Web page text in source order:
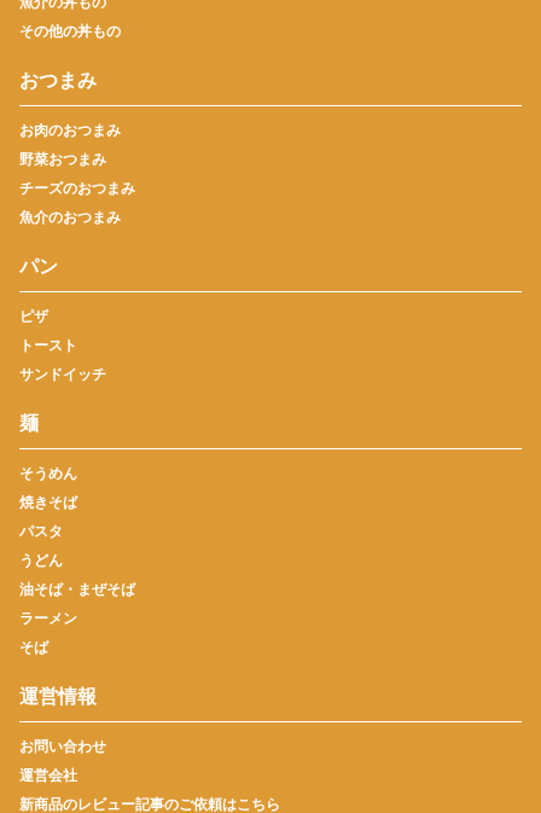
その他の丼もの
おつまみ
お肉のおつまみ
野菜おつまみ
チーズのおつまみ
魚介のおつまみ
パン
ピザ
トースト
サンドイッチ
麺
そうめん
焼きそば
パスタ
うどん
油そば・まぜそば
ラーメン
そば
運営情報
お問い合わせ
運営会社
新商品のレビュー記事のご依頼はこちら